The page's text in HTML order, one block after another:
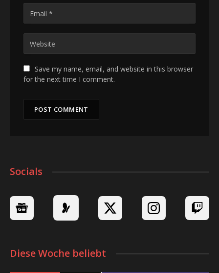
Save my name, email, and website in this browser
for the next time I comment.
Socials
Diese Woche beliebt